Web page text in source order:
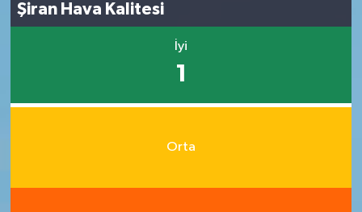
Şiran Hava Kalitesi
İyi
1
Orta